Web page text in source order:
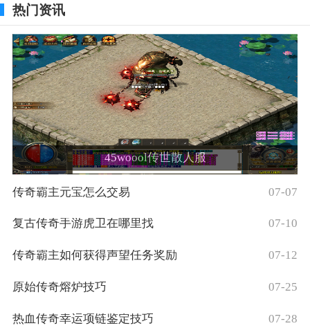
热门资讯
45woool传世散人服
传奇霸主元宝怎么交易 07-07
复古传奇手游虎卫在哪里找 07-10
传奇霸主如何获得声望任务奖励 07-12
原始传奇熔炉技巧 07-25
热血传奇幸运项链鉴定技巧 07-28